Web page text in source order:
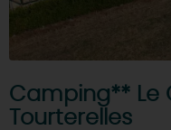
Camping** Le
Tourterelles